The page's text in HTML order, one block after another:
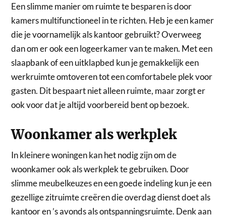
Een slimme manier om ruimte te besparen is door
kamers multifunctioneel in te richten. Heb je een kamer
die je voornamelijk als kantoor gebruikt? Overweeg
dan om er ook een logeerkamer van te maken. Met een
slaapbank of een uitklapbed kun je gemakkelijk een
werkruimte omtoveren tot een comfortabele plek voor
gasten. Dit bespaart niet alleen ruimte, maar zorgt er
ook voor dat je altijd voorbereid bent op bezoek.
Woonkamer als werkplek
In kleinere woningen kan het nodig zijn om de
woonkamer ook als werkplek te gebruiken. Door
slimme meubelkeuzes en een goede indeling kun je een
gezellige zitruimte creëren die overdag dienst doet als
kantoor en ’s avonds als ontspanningsruimte. Denk aan